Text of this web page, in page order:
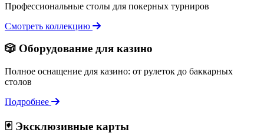
Профессиональные столы для покерных турниров
Смотреть коллекцию
🎲 Оборудование для казино
Полное оснащение для казино: от рулеток до баккарных
столов
Подробнее
🃏 Эксклюзивные карты